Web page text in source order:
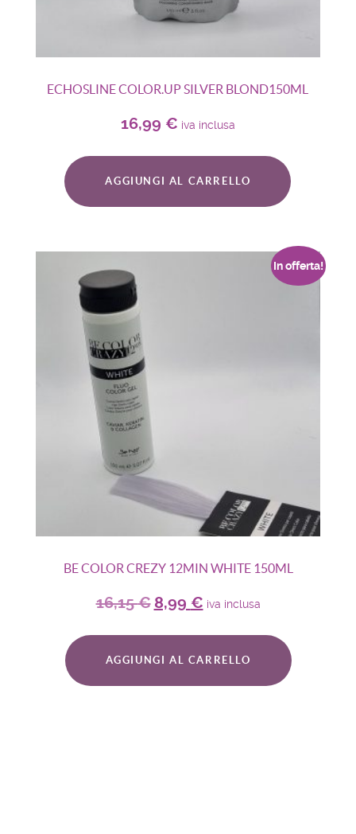
ECHOSLINE COLOR.UP SILVER BLOND150ML
16,99 € iva inclusa
AGGIUNGI AL CARRELLO
In offerta!
BE COLOR CREZY 12MIN WHITE 150ML
16,15€ 8,99 € iva inclusa
AGGIUNGI AL CARRELLO